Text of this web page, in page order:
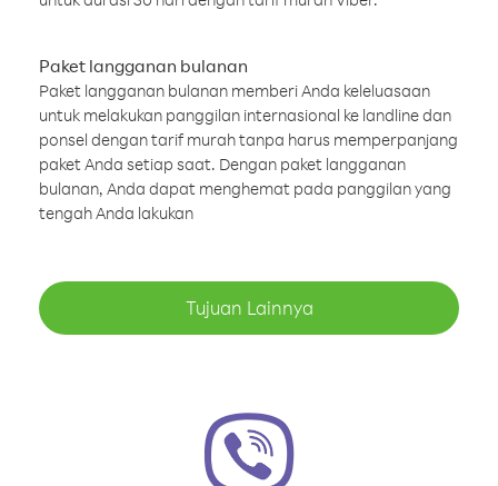
Paket langganan bulanan
Paket langganan bulanan memberi Anda keleluasaan
untuk melakukan panggilan internasional ke landline dan
ponsel dengan tarif murah tanpa harus memperpanjang
paket Anda setiap saat. Dengan paket langganan
bulanan, Anda dapat menghemat pada panggilan yang
tengah Anda lakukan
Tujuan Lainnya